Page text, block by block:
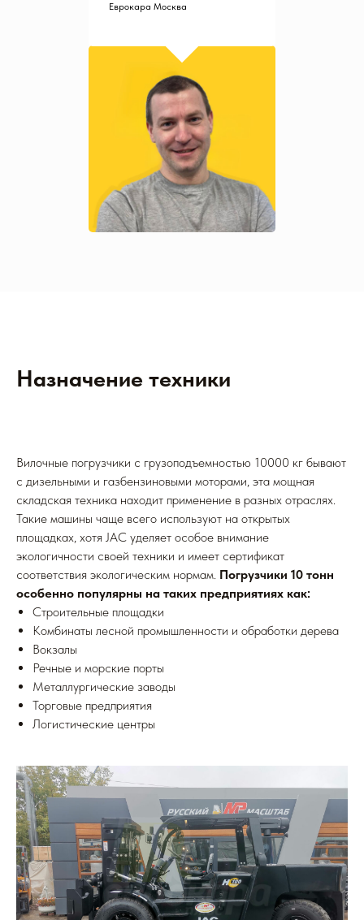
Еврокара Москва
Назначение техники
Вилочные погрузчики с грузоподъемностью 10000 кг бывают
с дизельными и газбензиновыми моторами, эта мощная
складская техника находит применение в разных отраслях.
Такие машины чаще всего используют на открытых
площадках, хотя JAC уделяет особое внимание
экологичности своей техники и имеет сертификат
соответствия экологическим нормам. Погрузчики 10 тонн
особенно популярны на таких предприятиях как:
Строительные площадки
Комбинаты лесной промышленности и обработки дерева
Вокзалы
Речные и морские порты
Металлургические заводы
Торговые предприятия
Логистические центры